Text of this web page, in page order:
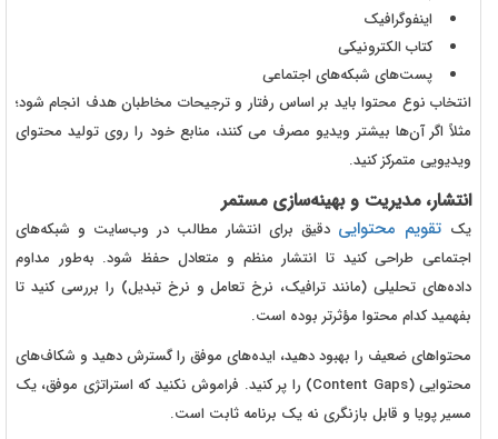
اینفوگرافیک
کتاب الکترونیکی
پست‌های شبکه‌های اجتماعی
انتخاب نوع محتوا باید بر اساس رفتار و ترجیحات مخاطبان هدف انجام شود؛
مثلاً اگر آن‌ها بیشتر ویدیو مصرف می‌ کنند، منابع خود را روی تولید محتوای
ویدیویی متمرکز کنید.
انتشار، مدیریت و بهینه‌سازی مستمر
یک تقویم محتوایی دقیق برای انتشار مطالب در وب‌سایت و شبکه‌های
اجتماعی طراحی کنید تا انتشار منظم و متعادل حفظ شود. به‌طور مداوم
داده‌های تحلیلی (مانند ترافیک، نرخ تعامل و نرخ تبدیل) را بررسی کنید تا
بفهمید کدام محتوا مؤثرتر بوده است.
محتواهای ضعیف را بهبود دهید، ایده‌های موفق را گسترش دهید و شکاف‌های
محتوایی (Content Gaps) را پر کنید. فراموش نکنید که استراتژی موفق، یک
مسیر پویا و قابل بازنگری نه یک برنامه‌ ثابت است.